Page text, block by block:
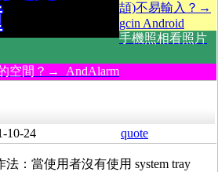
頡)不易輸入？→
gcin Android
手機照相看照片
空間？→ AndAlarm
10-24 quote
：當使用者沒有使用 system tray